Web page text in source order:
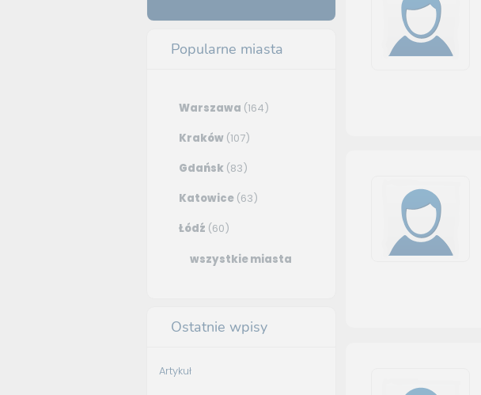
Popularne miasta
Warszawa (164)
Kraków (107)
Gdańsk (83)
Katowice (63)
Łódź (60)
wszystkie miasta
Ostatnie wpisy
Artykuł